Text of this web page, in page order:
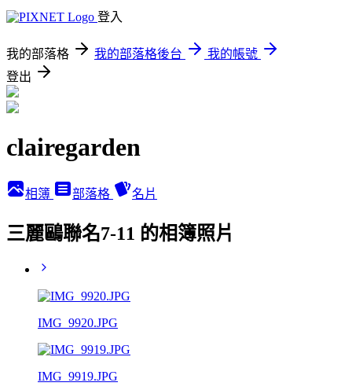
登入
我的部落格 我的部落格後台
我的帳號
登出
clairegarden
相簿 部落格 名片
三麗鷗聯名7-11 的相簿照片
IMG_9920.JPG
IMG_9919.JPG